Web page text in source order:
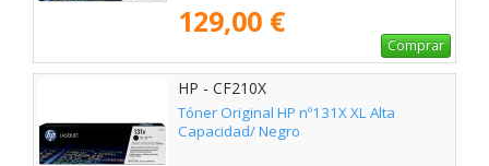
129,00 €
Comprar
HP - CF210X
Tóner Original HP nº131X XL Alta
Capacidad/ Negro